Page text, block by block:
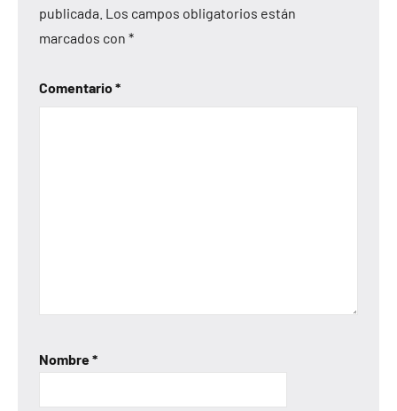
publicada. Los campos obligatorios están
marcados con *
Comentario*
Nombre*